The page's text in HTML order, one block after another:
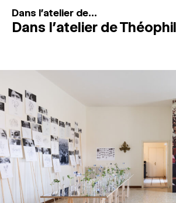
Dans l'atelier de...
Dans l’atelier de